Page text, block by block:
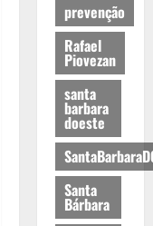
prevenção
Rafael
Piovezan
santa
barbara
doeste
Santa
Bárbara